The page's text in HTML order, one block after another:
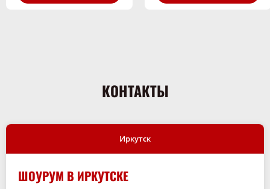
КОНТАКТЫ
Иркутск
ШОУРУМ В ИРКУТСКЕ